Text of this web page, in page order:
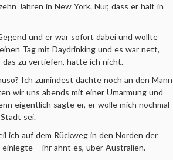
Jahren in New York. Nur, dass er halt in
und er war sofort dabei und wollte
Tag mit Daydrinking und es war nett,
zu vertiefen, hatte ich nicht.
Ich zumindest dachte noch an den Mann
wir uns abends mit einer Umarmung und
eigentlich sagte er, er wolle mich nochmal
sei.
ich auf dem Rückweg in den Norden der
– ihr ahnt es, über Australien.